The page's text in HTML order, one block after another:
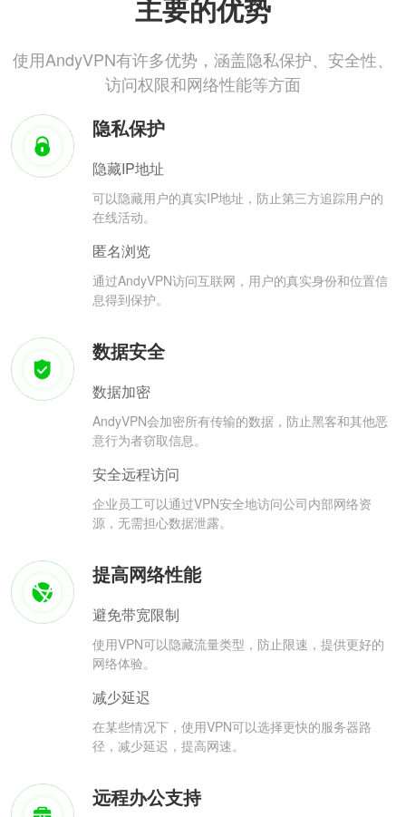
主要的优势
使用AndyVPN有许多优势，涵盖隐私保护、安全性、
访问权限和网络性能等方面
隐私保护
隐藏IP地址
可以隐藏用户的真实IP地址，防止第三方追踪用户的
在线活动。
匿名浏览
通过AndyVPN访问互联网，用户的真实身份和位置信
息得到保护。
数据安全
数据加密
AndyVPN会加密所有传输的数据，防止黑客和其他恶
意行为者窃取信息。
安全远程访问
企业员工可以通过VPN安全地访问公司内部网络资
源，无需担心数据泄露。
提高网络性能
避免带宽限制
使用VPN可以隐藏流量类型，防止限速，提供更好的
网络体验。
减少延迟
在某些情况下，使用VPN可以选择更快的服务器路
径，减少延迟，提高网速。
远程办公支持